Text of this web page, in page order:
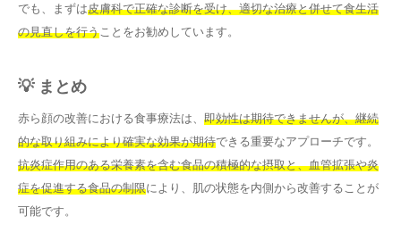
でも、まずは皮膚科で正確な診断を受け、適切な治療と併せて食生活
の見直しを行う ことをお勧めしています。
💡 まとめ
赤ら顔の改善における食事療法は、 即効性は期待できませんが、継続
的な取り組みにより確実な効果が期待できる重要なアプローチです。
抗炎症作用のある栄養素を含む食品の積極的な摂取と、血管拡張や炎
症を促進する食品の制限により、肌の状態を内側から改善することが
可能です。